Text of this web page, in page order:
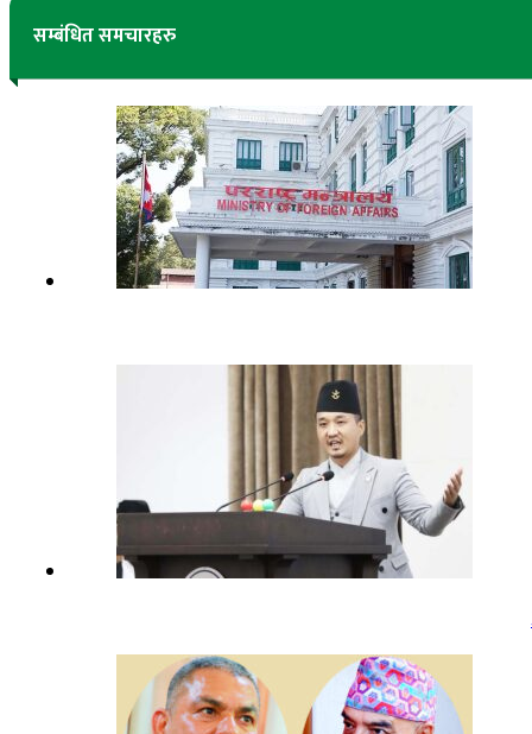
सम्बंधित समचारहरु